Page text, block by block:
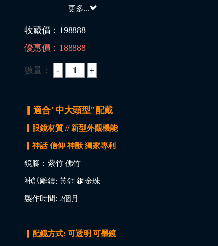
更多...
收藏價： 198888
優惠價： 188888
數量：
▎適合"中大頭型"配戴
▎眼鏡材質 // 新型外觀機能
▎神話 信仰 神獸 獨家專利
鏡腳：紫竹 佛竹
神話雕鑄: 黃銅 銅金珠
製作時間: 2個月
▎配鏡方式: 可透明 可墨鏡